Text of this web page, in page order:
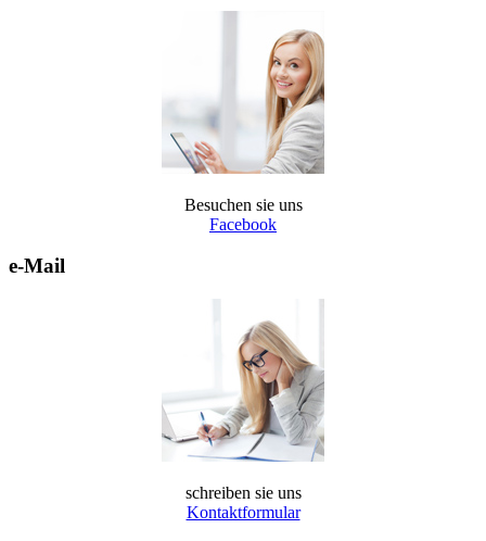
Besuchen sie uns
Facebook
e-Mail
schreiben sie uns
Kontaktformular